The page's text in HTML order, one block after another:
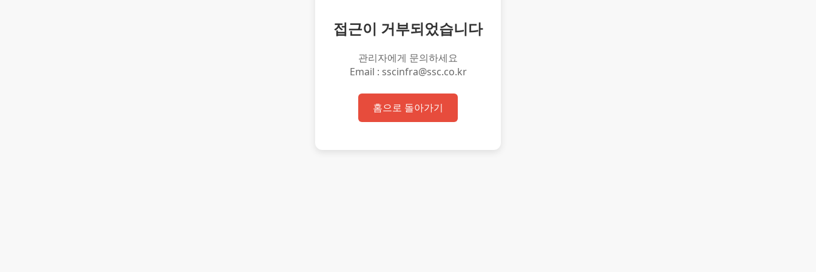
접근이 거부되었습니다
관리자에게 문의하세요
Email : sscinfra@ssc.co.kr
홈으로 돌아가기